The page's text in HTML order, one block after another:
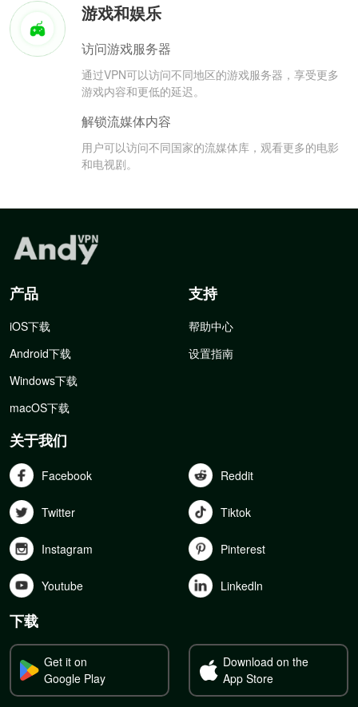
游戏和娱乐
访问游戏服务器
通过VPN可以访问不同地区的游戏服务器，享受更多
游戏内容和更低的延迟。
解锁流媒体内容
用户可以访问不同国家的流媒体库，观看更多的电影
和电视剧。
产品
iOS下载
Android下载
Windows下载
macOS下载
支持
帮助中心
设置指南
关于我们
Facebook Reddit
Twitter Tiktok
Instagram Pinterest
Youtube Linkedln
下载
Get it on
Google Play
Download on the
App Store